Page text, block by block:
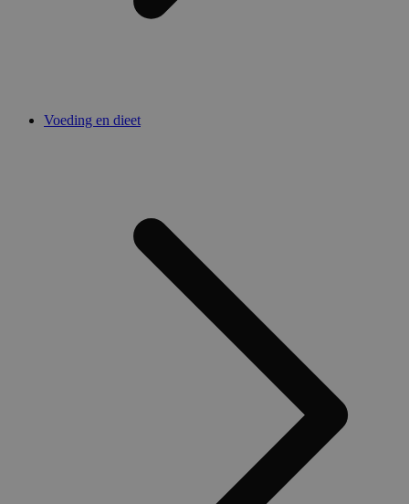
Voeding en dieet